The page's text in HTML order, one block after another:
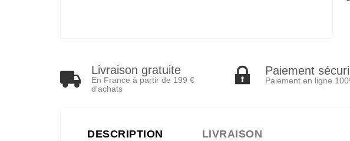
Livraison gratuite
En France à partir de 199 €
d'achats
Paiement
Paiement en ligne
DESCRIPTION LIVRAISON